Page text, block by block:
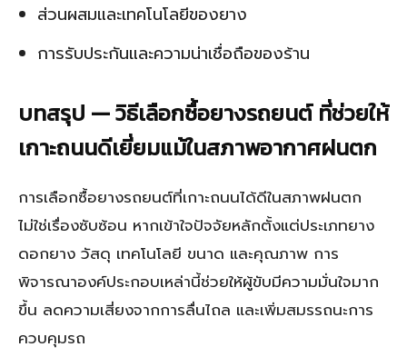
ส่วนผสมและเทคโนโลยีของยาง
การรับประกันและความน่าเชื่อถือของร้าน
บทสรุป — วิธีเลือกซื้อยางรถยนต์ ที่ช่วยให้
เกาะถนนดีเยี่ยมแม้ในสภาพอากาศฝนตก
การเลือกซื้อยางรถยนต์ที่เกาะถนนได้ดีในสภาพฝนตก
ไม่ใช่เรื่องซับซ้อน หากเข้าใจปัจจัยหลักตั้งแต่ประเภทยาง
ดอกยาง วัสดุ เทคโนโลยี ขนาด และคุณภาพ การ
พิจารณาองค์ประกอบเหล่านี้ช่วยให้ผู้ขับมีความมั่นใจมาก
ขึ้น ลดความเสี่ยงจากการลื่นไถล และเพิ่มสมรรถนะการ
ควบคุมรถ